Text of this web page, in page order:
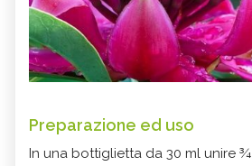
Preparazione ed uso
In una bottiglietta da 30 ml unire